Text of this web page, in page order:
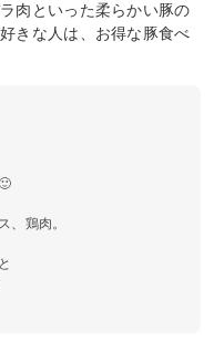
肉といった柔らかい豚の
きな人は、お得な豚食べ
、鶏肉。